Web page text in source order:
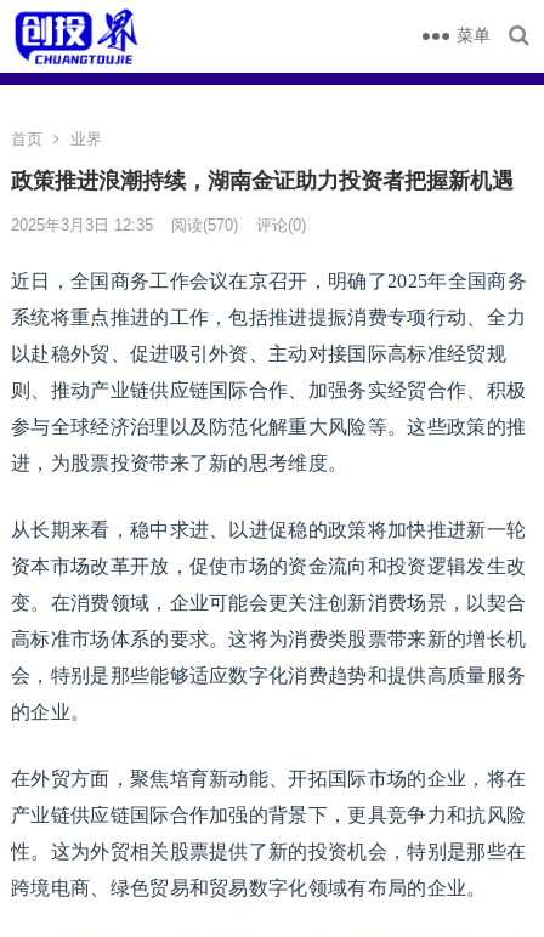
菜单
首页 业界
政策推进浪潮持续，湖南金证助力投资者把握新机遇
2025年3月3日 12:35 阅读(570) 评论(0)
近日，全国商务工作会议在京召开，明确了2025年全国商务
系统将重点推进的工作，包括推进提振消费专项行动、全力
以赴稳外贸、促进吸引外资、主动对接国际高标准经贸规
则、推动产业链供应链国际合作、加强务实经贸合作、积极
参与全球经济治理以及防范化解重大风险等。这些政策的推
进，为股票投资带来了新的思考维度。
从长期来看，稳中求进、以进促稳的政策将加快推进新一轮
资本市场改革开放，促使市场的资金流向和投资逻辑发生改
变。在消费领域，企业可能会更关注创新消费场景，以契合
高标准市场体系的要求。这将为消费类股票带来新的增长机
会，特别是那些能够适应数字化消费趋势和提供高质量服务
的企业。
在外贸方面，聚焦培育新动能、开拓国际市场的企业，将在
产业链供应链国际合作加强的背景下，更具竞争力和抗风险
性。这为外贸相关股票提供了新的投资机会，特别是那些在
跨境电商、绿色贸易和贸易数字化领域有布局的企业。